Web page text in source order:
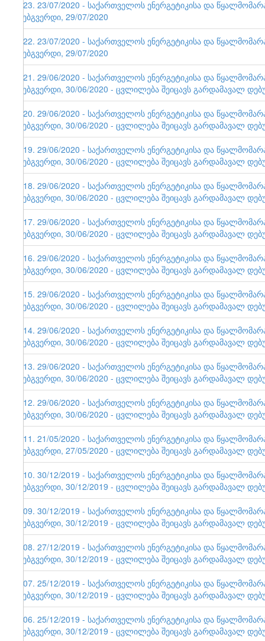
123. 23/07/2020 - საქართველოს ენერგეტიკისა და
ვებგვერდი, 29/07/2020
122. 23/07/2020 - საქართველოს ენერგეტიკისა და
ვებგვერდი, 29/07/2020
121. 29/06/2020 - საქართველოს ენერგეტიკისა და
ვებგვერდი, 30/06/2020 - ცვლილება შეიცავს გარდამავალ
120. 29/06/2020 - საქართველოს ენერგეტიკისა და
ვებგვერდი, 30/06/2020 - ცვლილება შეიცავს გარდამავალ
119. 29/06/2020 - საქართველოს ენერგეტიკისა და
ვებგვერდი, 30/06/2020 - ცვლილება შეიცავს გარდამავალ
118. 29/06/2020 - საქართველოს ენერგეტიკისა და
ვებგვერდი, 30/06/2020 - ცვლილება შეიცავს გარდამავალ
117. 29/06/2020 - საქართველოს ენერგეტიკისა და
ვებგვერდი, 30/06/2020 - ცვლილება შეიცავს გარდამავალ
116. 29/06/2020 - საქართველოს ენერგეტიკისა და
ვებგვერდი, 30/06/2020 - ცვლილება შეიცავს გარდამავალ
115. 29/06/2020 - საქართველოს ენერგეტიკისა და
ვებგვერდი, 30/06/2020 - ცვლილება შეიცავს გარდამავალ
114. 29/06/2020 - საქართველოს ენერგეტიკისა და
ვებგვერდი, 30/06/2020 - ცვლილება შეიცავს გარდამავალ
113. 29/06/2020 - საქართველოს ენერგეტიკისა და
ვებგვერდი, 30/06/2020 - ცვლილება შეიცავს გარდამავალ
112. 29/06/2020 - საქართველოს ენერგეტიკისა და
ვებგვერდი, 30/06/2020 - ცვლილება შეიცავს გარდამავალ
111. 21/05/2020 - საქართველოს ენერგეტიკისა და
ვებგვერდი, 27/05/2020 - ცვლილება შეიცავს გარდამავალ
110. 30/12/2019 - საქართველოს ენერგეტიკისა და
ვებგვერდი, 30/12/2019 - ცვლილება შეიცავს გარდამავალ
109. 30/12/2019 - საქართველოს ენერგეტიკისა და
ვებგვერდი, 30/12/2019 - ცვლილება შეიცავს გარდამავალ
108. 27/12/2019 - საქართველოს ენერგეტიკისა და
ვებგვერდი, 30/12/2019 - ცვლილება შეიცავს გარდამავალ
107. 25/12/2019 - საქართველოს ენერგეტიკისა და
ვებგვერდი, 30/12/2019 - ცვლილება შეიცავს გარდამავალ
106. 25/12/2019 - საქართველოს ენერგეტიკისა და
ვებგვერდი, 30/12/2019 - ცვლილება შეიცავს გარდამავალ